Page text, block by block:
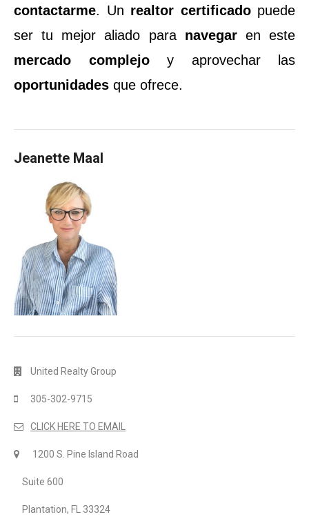
contactarme. Un realtor certificadopuede
ser tu mejor aliado para navegaren este
mercado complejoy aprovechar las
oportunidades que ofrece.
Jeanette Maal
United Realty Group
305-302-9715
CLICK HERE TO EMAIL
1200 S. Pine Island Road
Suite 600
Plantation, FL 33324